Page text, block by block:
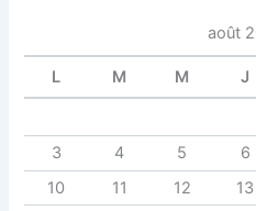
août
L M M J
3
4 5 6
10
11 12 13